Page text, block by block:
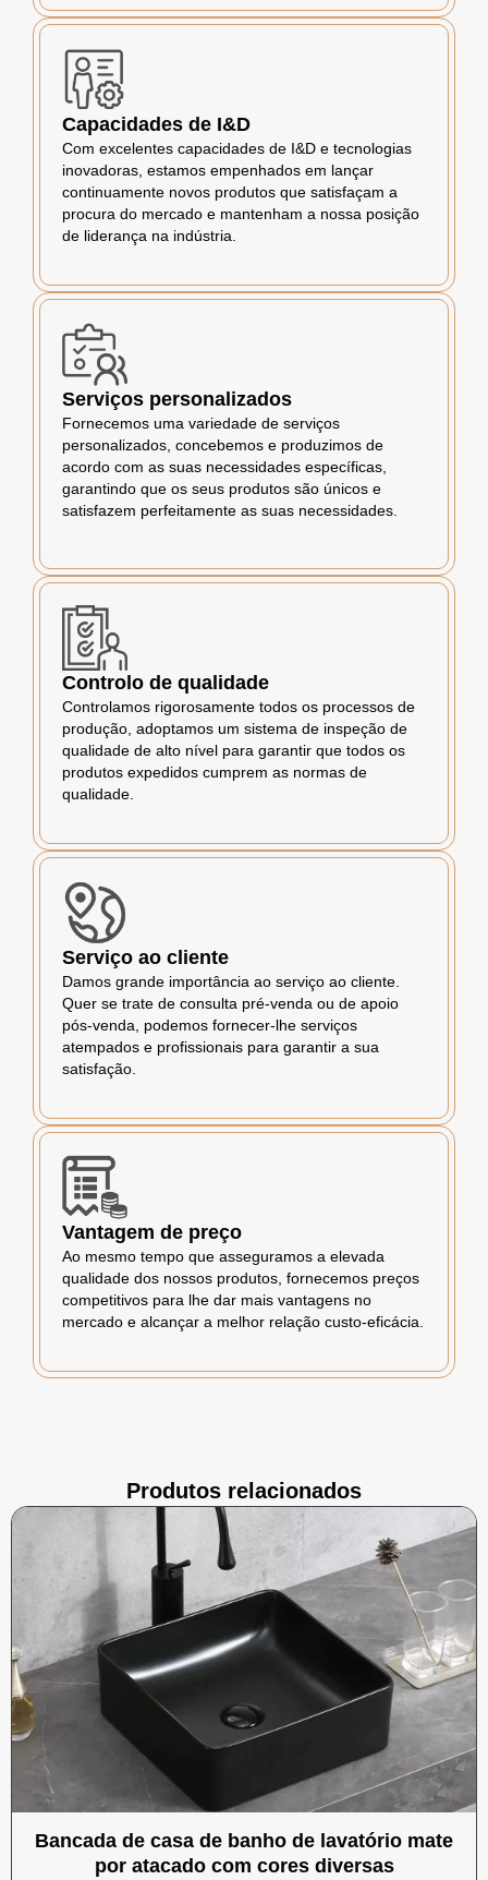
Capacidades de I&D
Com excelentes capacidades de I&D e tecnologias
inovadoras, estamos empenhados em lançar
continuamente novos produtos que satisfaçam a
procura do mercado e mantenham a nossa posição
de liderança na indústria.
Serviços personalizados
Fornecemos uma variedade de serviços
personalizados, concebemos e produzimos de
acordo com as suas necessidades específicas,
garantindo que os seus produtos são únicos e
satisfazem perfeitamente as suas necessidades.
Controlo de qualidade
Controlamos rigorosamente todos os processos de
produção, adoptamos um sistema de inspeção de
qualidade de alto nível para garantir que todos os
produtos expedidos cumprem as normas de
qualidade.
Serviço ao cliente
Damos grande importância ao serviço ao cliente.
Quer se trate de consulta pré-venda ou de apoio
pós-venda, podemos fornecer-lhe serviços
atempados e profissionais para garantir a sua
satisfação.
Vantagem de preço
Ao mesmo tempo que asseguramos a elevada
qualidade dos nossos produtos, fornecemos preços
competitivos para lhe dar mais vantagens no
mercado e alcançar a melhor relação custo-eficácia.
Produtos relacionados
Bancada de casa de banho de lavatório mate
por atacado com cores diversas